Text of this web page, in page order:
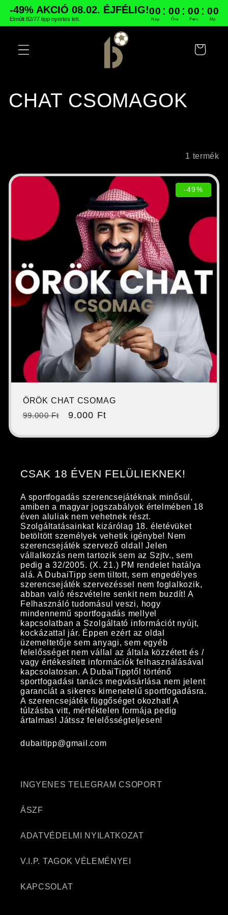
-49% AKCIÓ 08.02. ÉJFÉLIG!
Elmúlt 82/77 tipp nyertes lett.
00 : 00 : 00 : 00
Nap Óra Perc Mp
Ugrás a
tartalomhoz
Kosár
K
l
i
ó
CHAT CSOMAGOK
1 termék
-49%
ÖRÖK CHAT CSOMAG
Normál
99.000 Ft
Akciós
9.000 Ft
CSAK 18 ÉVEN FELÜLIEKNEK!
A sportfogadás szerencsejátéknak minősül,
amiben a magyar jogszabályok értelmében 18
éven aluliak nem vehetnek részt.
Szolgáltatásainkat kizárólag 18. életévüket
betöltött személyek vehetik igénybe! Nem
szerencsejáték szervező oldal! Jelen
vállalkozás nem tartozik sem az Szjtv., sem
pedig a 32/2005. (X. 21.) PM rendelet hatálya
alá. A DubaiTipp sem tiltott, sem engedélyes
szerencsejáték szervezéssel nem foglalkozik,
abban való részvételre senkit nem buzdít! A
Felhasználó tudomásul veszi, hogy
mindennemű sportfogadás mellyel
kapcsolatban a Szolgáltató információt nyújt,
kockázattal jár. Éppen ezért az oldal
üzemeltetője sem anyagi, sem egyéb
felelősséget nem vállal az általa közzétett és /
vagy értékesített információk felhasználásával
kapcsolatosan. A DubaiTipptől történő
sportfogadási tanács megvásárlása nem jelent
garanciát a sikeres kimenetelű sportfogadásra.
A szerencsejáték függőséget okozhat! A
túlzásba vitt, mértéktelen formája pedig
ártalmas! Játssz felelősségteljesen!
dubaitipp@gmail.com
INGYENES TELEGRAM CSOPORT
ÁSZF
ADATVÉDELMI NYILATKOZAT
V.I.P. TAGOK VÉLEMÉNYEI
KAPCSOLAT